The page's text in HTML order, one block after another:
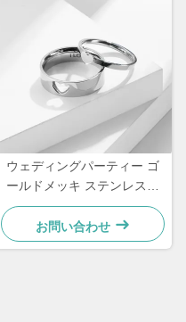
ウェディングパーティー ゴ
ールドメッキ ステンレスス
チール ハートリング バレン
タインデーリング カスタム
お問い合わせ